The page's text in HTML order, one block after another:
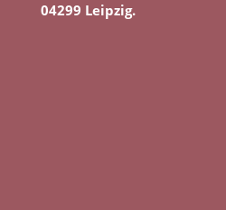
04299 Leipzig.